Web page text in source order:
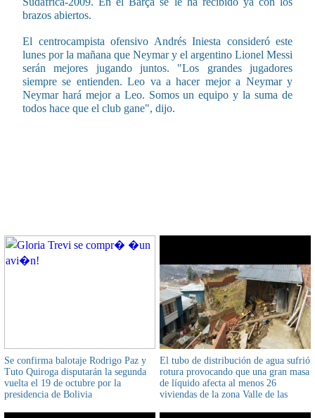
brazos abiertos.
El centrocampista ofensivo Andrés Iniesta consideró este
lunes por la mañana que Neymar y el argentino Lionel Messi
serán mejores jugando juntos. "Los grandes jugadores
siempre se entienden. Leo va a hacer mejor a Neymar y
Neymar hará mejor a Leo. Somos un equipo y la suma de
todos hace que el club gane", dijo.
Se confirma balotaje Rodrigo Paz y
Tuto Quiroga disputarán la segunda
vuelta el 19 de octubre por la
presidencia de Bolivia
El tubo de distribución de agua sufrió
rotura provocando que una gran masa
de líquido afecta al menos 26
viviendas de la zona Valle de las